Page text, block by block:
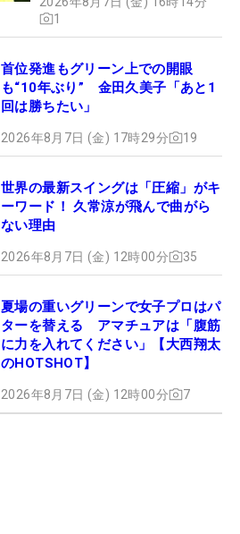
1
首位発進もグリーン上での開眼
も“10年ぶり” 金田久美子「あと1
回は勝ちたい」
2026年8月7日 (金) 17時29分 19
世界の最新スイングは「圧縮」がキ
ーワード！ 久常涼が飛んで曲がら
ない理由
2026年8月7日 (金) 12時00分 35
夏場の重いグリーンで女子プロはパ
ターを替える アマチュアは「腹筋
に力を入れてください」【大西翔太
のHOTSHOT】
2026年8月7日 (金) 12時00分 7